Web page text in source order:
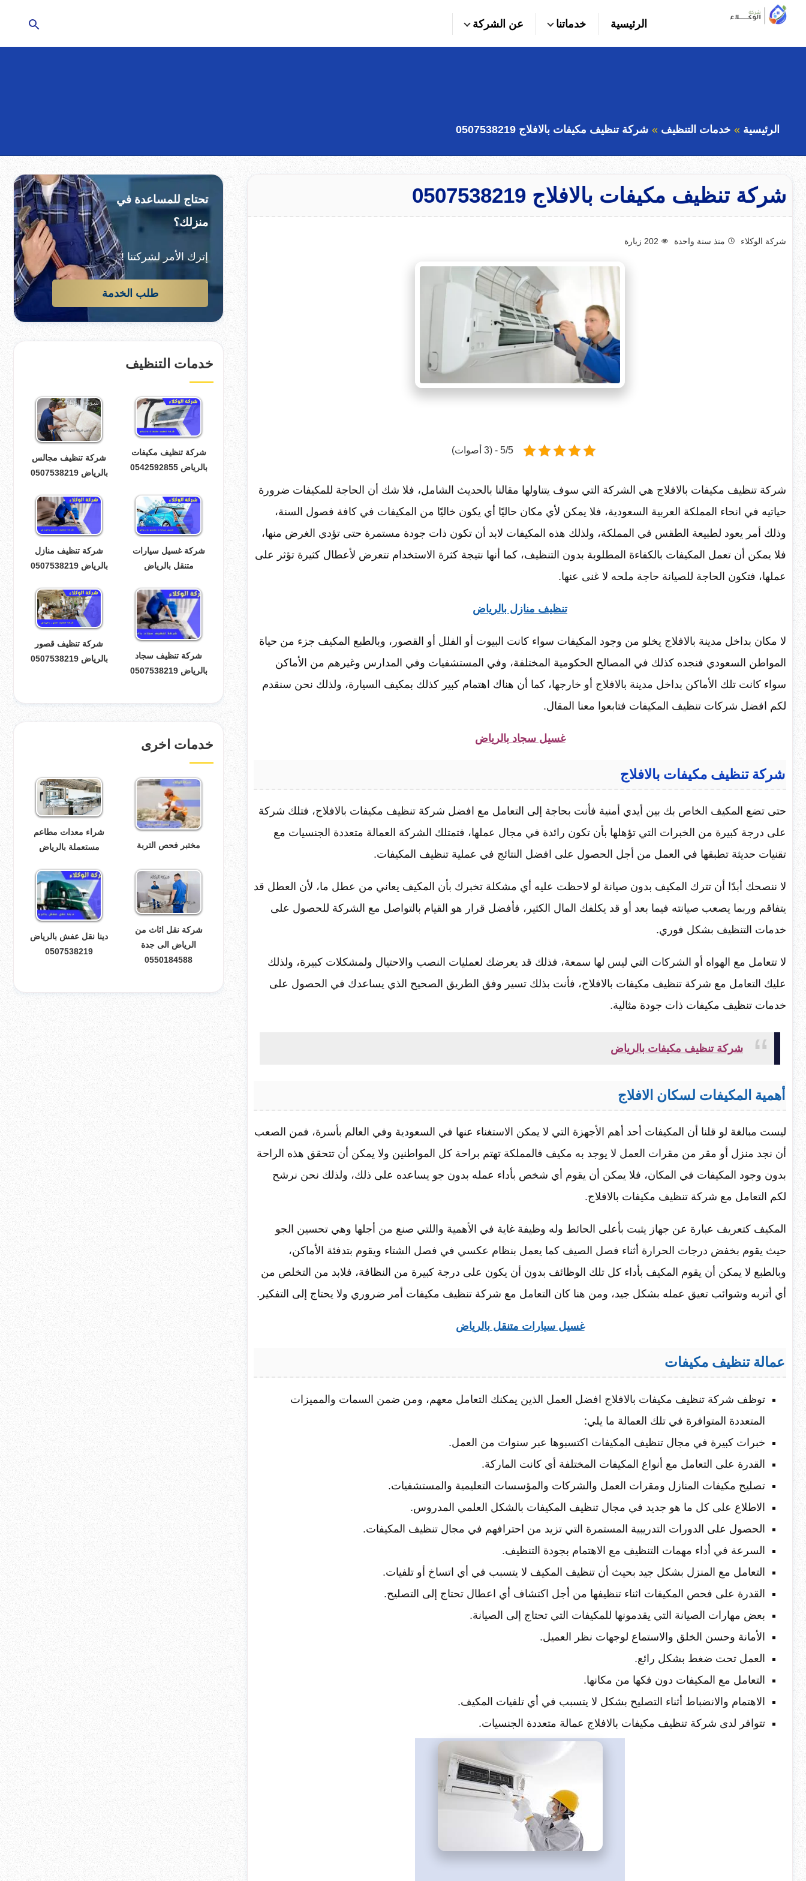
التجاوز
عن
الرئيسية خدماتنا عن الشركة
الرئيسية خدمات التنظيف شركة تنظيف مكيفات بالافلاج 0507538219
شركة تنظيف مكيفات بالافلاج 0507538219
شركة الوكلاء منذ سنة واحدة 202 زيارة
5/5 - (3 أصوات)
شركة تنظيف مكيفات بالافلاج هي الشركة التي سوف يتناولها مقالنا بالحديث الشامل، فلا شك أن الحاجة للمكيفات ضرورة
حياتيه في انحاء المملكة العربية السعودية، فلا يمكن لأي مكان حاليًا أي يكون خاليًا من المكيفات في كافة فصول السنة،
وذلك أمر يعود لطبيعة الطقس في المملكة، ولذلك هذه المكيفات لابد أن تكون ذات جودة مستمرة حتى تؤدي الغرض منها،
فلا يمكن أن تعمل المكيفات بالكفاءة المطلوبة بدون التنظيف، كما أنها نتيجة كثرة الاستخدام تتعرض لأعطال كثيرة تؤثر على
عملها، فتكون الحاجة للصيانة حاجة ملحه لا غنى عنها.
تنظيف منازل بالرياض
لا مكان بداخل مدينة بالافلاج يخلو من وجود المكيفات سواء كانت البيوت أو الفلل أو القصور، وبالطبع المكيف جزء من حياة
المواطن السعودي فنجده كذلك في المصالح الحكومية المختلفة، وفي المستشفيات وفي المدارس وغيرهم من الأماكن
سواء كانت تلك الأماكن بداخل مدينة بالافلاج أو خارجها، كما أن هناك اهتمام كبير كذلك بمكيف السيارة، ولذلك نحن سنقدم
لكم افضل شركات تنظيف المكيفات فتابعوا معنا المقال.
غسيل سجاد بالرياض
شركة تنظيف مكيفات بالافلاج
حتى تضع المكيف الخاص بك بين أيدي أمنية فأنت بحاجة إلى التعامل مع افضل شركة تنظيف مكيفات بالافلاج، فتلك شركة
على درجة كبيرة من الخبرات التي تؤهلها بأن تكون رائدة في مجال عملها، فتمتلك الشركة العمالة متعددة الجنسيات مع
تقنيات حديثة تطبقها في العمل من أجل الحصول على افضل النتائج في عملية تنظيف المكيفات.
لا ننصحك أبدًا أن تترك المكيف بدون صيانة لو لاحظت عليه أي مشكلة تخبرك بأن المكيف يعاني من عطل ما، لأن العطل قد
يتفاقم وربما يصعب صيانته فيما بعد أو قد يكلفك المال الكثير، فأفضل قرار هو القيام بالتواصل مع الشركة للحصول على
خدمات التنظيف بشكل فوري.
لا تتعامل مع الهواه أو الشركات التي ليس لها سمعة، فذلك قد يعرضك لعمليات النصب والاحتيال ولمشكلات كبيرة، ولذلك
عليك التعامل مع شركة تنظيف مكيفات بالافلاج، فأنت بذلك تسير وفق الطريق الصحيح الذي يساعدك في الحصول على
خدمات تنظيف مكيفات ذات جودة مثالية.
شركة تنظيف مكيفات بالرياض
أهمية المكيفات لسكان الافلاج
ليست مبالغة لو قلنا أن المكيفات أحد أهم الأجهزة التي لا يمكن الاستغناء عنها في السعودية وفي العالم بأسرة، فمن الصعب
أن نجد منزل أو مقر من مقرات العمل لا يوجد به مكيف فالمملكة تهتم براحة كل المواطنين ولا يمكن أن تتحقق هذه الراحة
بدون وجود المكيفات في المكان، فلا يمكن أن يقوم أي شخص بأداء عمله بدون جو يساعده على ذلك، ولذلك نحن نرشح
لكم التعامل مع شركة تنظيف مكيفات بالافلاج.
المكيف كتعريف عبارة عن جهاز يثبت بأعلى الحائط وله وظيفة غاية في الأهمية واللتي صنع من أجلها وهي تحسين الجو
حيث يقوم بخفض درجات الحرارة أثناء فصل الصيف كما يعمل بنظام عكسي في فصل الشتاء ويقوم بتدفئة الأماكن،
وبالطبع لا يمكن أن يقوم المكيف بأداء كل تلك الوظائف بدون أن يكون على درجة كبيرة من النظافة، فلابد من التخلص من
أي أتربه وشوائب تعيق عمله بشكل جيد، ومن هنا كان التعامل مع شركة تنظيف مكيفات أمر ضروري ولا يحتاج إلى التفكير.
غسيل سيارات متنقل بالرياض
عمالة تنظيف مكيفات
توظف شركة تنظيف مكيفات بالافلاج افضل العمل الذين يمكنك التعامل معهم، ومن ضمن السمات والمميزات
المتعددة المتوافرة في تلك العمالة ما يلي:
خبرات كبيرة في مجال تنظيف المكيفات اكتسبوها عبر سنوات من العمل.
القدرة على التعامل مع أنواع المكيفات المختلفة أي كانت الماركة.
تصليح مكيفات المنازل ومقرات العمل والشركات والمؤسسات التعليمية والمستشفيات.
الاطلاع على كل ما هو جديد في مجال تنظيف المكيفات بالشكل العلمي المدروس.
الحصول على الدورات التدريبية المستمرة التي تزيد من احترافهم في مجال تنظيف المكيفات.
السرعة في أداء مهمات التنظيف مع الاهتمام بجودة التنظيف.
التعامل مع المنزل بشكل جيد بحيث أن تنظيف المكيف لا يتسبب في أي اتساخ أو تلفيات.
القدرة على فحص المكيفات اثناء تنظيفها من أجل اكتشاف أي اعطال تحتاج إلى التصليح.
بعض مهارات الصيانة التي يقدمونها للمكيفات التي تحتاج إلى الصيانة.
الأمانة وحسن الخلق والاستماع لوجهات نظر العميل.
العمل تحت ضغط بشكل رائع.
التعامل مع المكيفات دون فكها من مكانها.
الاهتمام والانضباط أثناء التصليح بشكل لا يتسبب في أي تلفيات المكيف.
تتوافر لدى شركة تنظيف مكيفات بالافلاج عمالة متعددة الجنسيات.
تحتاج للمساعدة في
منزلك؟
إترك الأمر لشركتنا !
طلب الخدمة
خدمات التنظيف
شركة تنظيف مكيفات
بالرياض 0542592855
شركة تنظيف مجالس
بالرياض 0507538219
شركة غسيل سيارات
متنقل بالرياض
شركة تنظيف منازل
بالرياض 0507538219
شركة تنظيف سجاد
بالرياض 0507538219
شركة تنظيف قصور
بالرياض 0507538219
خدمات اخرى
مختبر فحص التربة
شراء معدات مطاعم
مستعملة بالرياض
شركة نقل اثاث من
الرياض الى جدة
0550184588
دينا نقل عفش بالرياض
0507538219